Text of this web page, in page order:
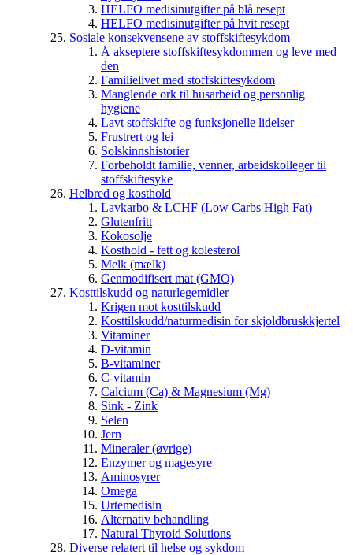
HELFO medisinutgifter på blå resept
HELFO medisinutgifter på hvit resept
Sosiale konsekvensene av stoffskiftesykdom
Å akseptere stoffskiftesykdommen og leve med
den
Familielivet med stoffskiftesykdom
Manglende ork til husarbeid og personlig
hygiene
Lavt stoffskifte og funksjonelle lidelser
Frustrert og lei
Solskinnshistorier
Forbeholdt familie, venner, arbeidskolleger til
stoffskiftesyke
Helbred og kosthold
Lavkarbo & LCHF (Low Carbs High Fat)
Glutenfritt
Kokosolje
Kosthold - fett og kolesterol
Melk (mælk)
Genmodifisert mat (GMO)
Kosttilskudd og naturlegemidler
Krigen mot kosttilskudd
Kosttilskudd/naturmedisin for skjoldbruskkjertel
Vitaminer
D-vitamin
B-vitaminer
C-vitamin
Calcium (Ca) & Magnesium (Mg)
Sink - Zink
Selen
Jern
Mineraler (øvrige)
Enzymer og magesyre
Aminosyrer
Omega
Urtemedisin
Alternativ behandling
Natural Thyroid Solutions
Diverse relatert til helse og sykdom